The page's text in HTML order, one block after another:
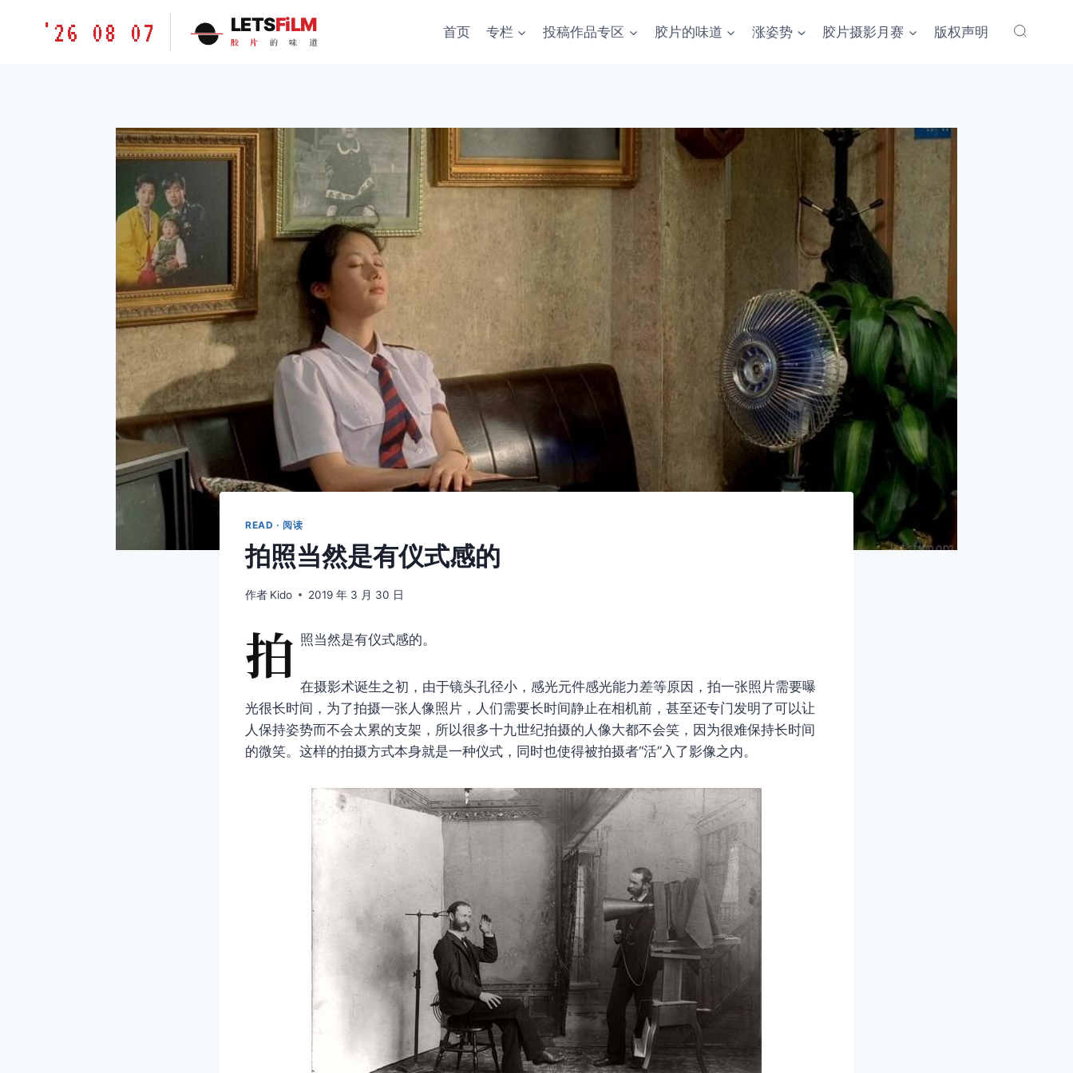
胶'26 08 07 LETSFiLM
胶 片 的 味 道
首页 专栏 投稿作品专区 胶片的味道 涨姿势 胶片摄影月赛 版权声明
READ · 阅读
拍照当然是有仪式感的
作者 Kido 2019 年 3 月 30 日
拍 照当然是有仪式感的。
在摄影术诞生之初，由于镜头孔径小，感光元件感光能力差等原因，拍一张照片需要曝
光很长时间，为了拍摄一张人像照片，人们需要长时间静止在相机前，甚至还专门发明了可以让
人保持姿势而不会太累的支架，所以很多十九世纪拍摄的人像大都不会笑，因为很难保持长时间
的微笑。这样的拍摄方式本身就是一种仪式，同时也使得被拍摄者“活”入了影像之内。